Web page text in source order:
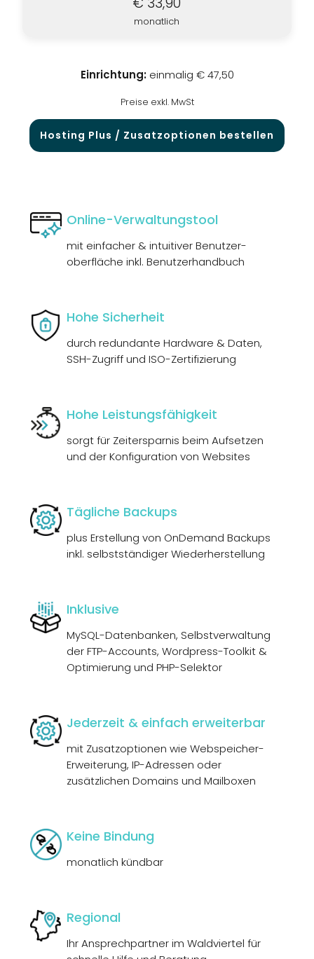
FAQ
REZENSIONEN
WIDERRUFSFORMULAR
monatlich
Einrichtung:einmalig € 47,50
Preise exkl. MwSt
Hosting Plus / Zusatzoptionen bestellen
Online-Verwaltungstool
mit einfacher & intuitiver Benutzer­
oberfläche inkl. Benutzer­handbuch
Hohe Sicherheit
durch redundante Hardware & Daten,
SSH-Zugriff und ISO-Zertifizierung
Hohe Leistungsfähigkeit
sorgt für Zeitersparnis beim Aufsetzen
und der Konfiguration von Websites
Tägliche Backups
plus Erstellung von OnDemand Backups
inkl. selbstständiger Wiederherstellung
Inklusive
MySQL-Datenbanken, Selbstverwaltung
der FTP-Accounts, Wordpress-Toolkit &
Optimierung und PHP-Selektor
Jederzeit & einfach erweiterbar
mit Zusatzoptionen wie Webspeicher-
Erweiterung, IP-Adressen oder
zusätzlichen Domains und Mailboxen
Keine Bindung
monatlich kündbar
Regional
Ihr Ansprechpartner im Waldviertel für